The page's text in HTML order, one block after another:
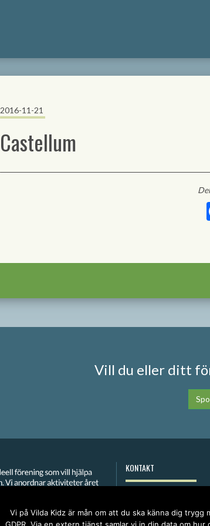
2016-11-21
Castellum
Vill du eller ditt
KONTAKT
Integritetspolicy
Vi på Vilda Kidz är mån om att du ska känna dig